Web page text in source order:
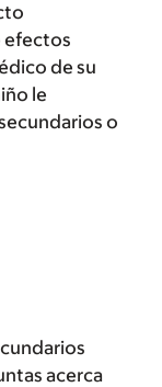
efectos
de su
le
o
acerca